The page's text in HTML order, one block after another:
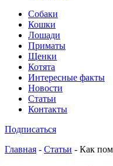
Собаки
Кошки
Лошади
Приматы
Щенки
Котята
Интересные факты
Новости
Статьи
Контакты
Подписаться
Главная - Статьи - Как